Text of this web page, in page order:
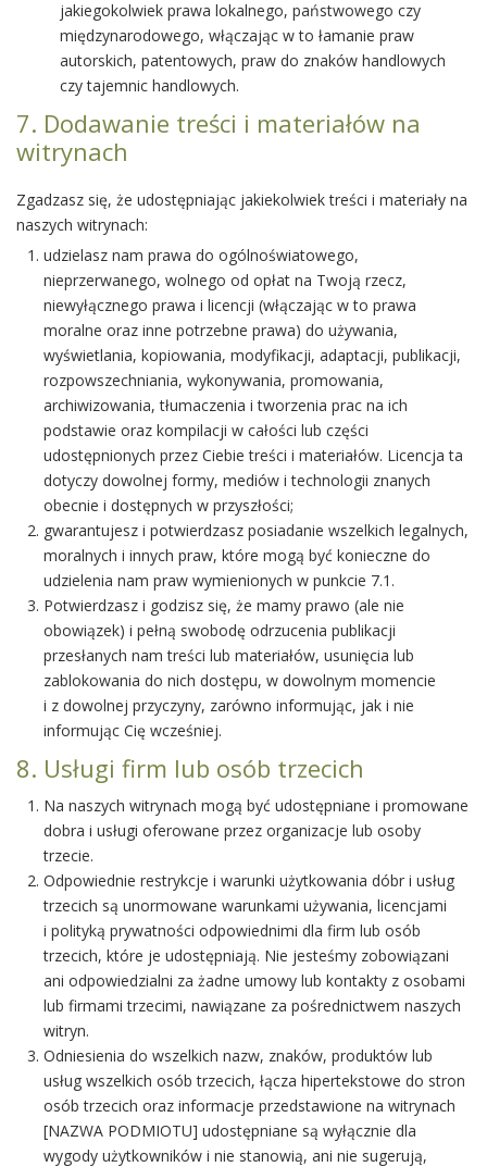
jakiegokolwiek prawa lokalnego, państwowego czy
międzynarodowego, włączając w to łamanie praw
autorskich, patentowych, praw do znaków handlowych
czy tajemnic handlowych.
7. Dodawanie treści i materiałów na
witrynach
Zgadzasz się, że udostępniając jakiekolwiek treści i materiały na
naszych witrynach:
udzielasz nam prawa do ogólnoświatowego,
nieprzerwanego, wolnego od opłat na Twoją rzecz,
niewyłącznego prawa i licencji (włączając w to prawa
moralne oraz inne potrzebne prawa) do używania,
wyświetlania, kopiowania, modyfikacji, adaptacji, publikacji,
rozpowszechniania, wykonywania, promowania,
archiwizowania, tłumaczenia i tworzenia prac na ich
podstawie oraz kompilacji w całości lub części
udostępnionych przez Ciebie treści i materiałów. Licencja ta
dotyczy dowolnej formy, mediów i technologii znanych
obecnie i dostępnych w przyszłości;
gwarantujesz i potwierdzasz posiadanie wszelkich legalnych,
moralnych i innych praw, które mogą być konieczne do
udzielenia nam praw wymienionych w punkcie 7.1.
Potwierdzasz i godzisz się, że mamy prawo (ale nie
obowiązek) i pełną swobodę odrzucenia publikacji
przesłanych nam treści lub materiałów, usunięcia lub
zablokowania do nich dostępu, w dowolnym momencie
i z dowolnej przyczyny, zarówno informując, jak i nie
informując Cię wcześniej.
8. Usługi firm lub osób trzecich
Na naszych witrynach mogą być udostępniane i promowane
dobra i usługi oferowane przez organizacje lub osoby
trzecie.
Odpowiednie restrykcje i warunki użytkowania dóbr i usług
trzecich są unormowane warunkami używania, licencjami
i polityką prywatności odpowiednimi dla firm lub osób
trzecich, które je udostępniają. Nie jesteśmy zobowiązani
ani odpowiedzialni za żadne umowy lub kontakty z osobami
lub firmami trzecimi, nawiązane za pośrednictwem naszych
witryn.
Odniesienia do wszelkich nazw, znaków, produktów lub
usług wszelkich osób trzecich, łącza hipertekstowe do stron
osób trzecich oraz informacje przedstawione na witrynach
[NAZWA PODMIOTU] udostępniane są wyłącznie dla
wygody użytkowników i nie stanowią, ani nie sugerują,